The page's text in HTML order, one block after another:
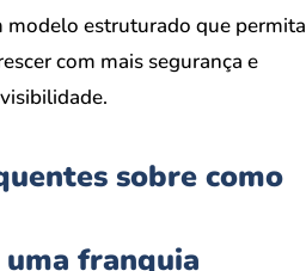
modelo estruturado que permita
com mais segurança e
sobre como
franquia